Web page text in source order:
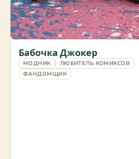
Бабочка Джокер
МОДНИК
ЛЮБИТЕЛЬ КОМИКСОВ
ФАНДОМЩИК